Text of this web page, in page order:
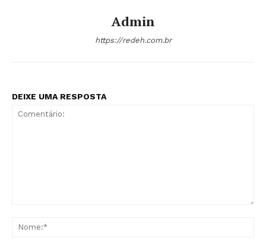
Admin
https://redeh.com.br
DEIXE UMA RESPOSTA